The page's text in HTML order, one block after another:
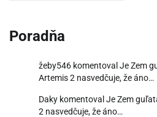
Poradňa
žeby546 komentoval Je Zem
Artemis 2 nasvedčuje, že áno…
Daky komentoval Je Zem
2 nasvedčuje, že áno…